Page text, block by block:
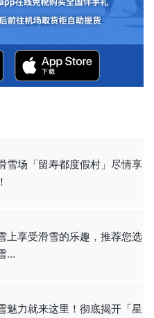
雪场「留寿都度假村」尽情享
上享受滑雪的乐趣，推荐您选
...
魅力就来这里！彻底揭开「星